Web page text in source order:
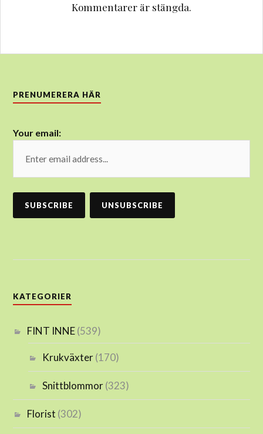
Kommentarer är stängda.
PRENUMERERA HÄR
Your email:
KATEGORIER
FINT INNE(539)
Krukväxter(170)
Snittblommor(323)
Florist (302)